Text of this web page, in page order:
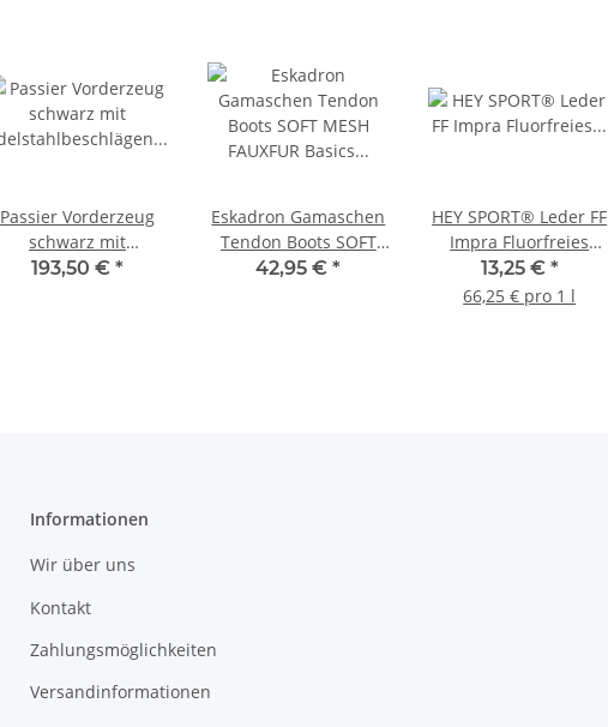
Passier Vorderzeug
schwarz mit
Edelstahlbeschlägen
193,50 €*
Eskadron Gamaschen
Tendon Boots SOFT
MESH FAUXFUR Basics
42,95 €*
HEY SPORT® Leder FF
Impra Fluorfreies
Imprägnierspray 200
ml
13,25 € *
66,25 € pro 1 l
Informationen
Wir über uns
Kontakt
Zahlungsmöglichkeiten
Versandinformationen